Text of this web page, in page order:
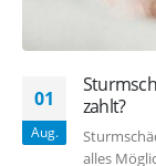
01
Aug.
zahlt?
alles